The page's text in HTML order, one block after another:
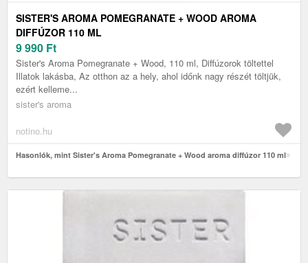
SISTER'S AROMA POMEGRANATE + WOOD AROMA
DIFFÚZOR 110 ML
9 990 Ft
Sister's Aroma Pomegranate + Wood, 110 ml, Diffúzorok töltettel
Illatok lakásba, Az otthon az a hely, ahol időnk nagy részét töltjük,
ezért kelleme...
sister's aroma
notino.hu
Hasonlók, mint Sister's Aroma Pomegranate + Wood aroma diffúzor 110 ml